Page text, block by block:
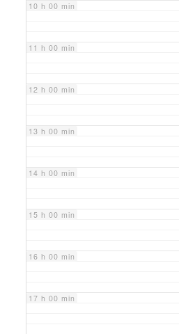
10 h 00 min
11 h 00 min
12 h 00 min
13 h 00 min
14 h 00 min
15 h 00 min
16 h 00 min
17 h 00 min